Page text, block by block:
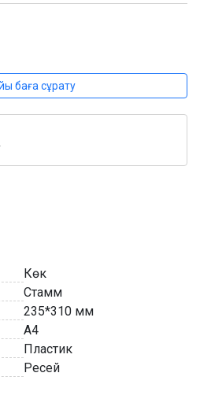
баға сұрату
Көк
Стамм
235*310 мм
A4
Пластик
Ресей